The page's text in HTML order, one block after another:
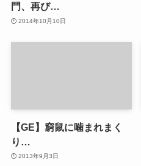
門、再び…
2014年10月10日
【GE】窮鼠に噛まれまく
り…
2013年9月3日